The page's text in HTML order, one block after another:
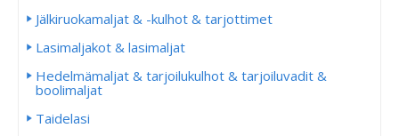
Jälkiruokamaljat & -kulhot & tarjottimet
Lasimaljakot & lasimaljat
Hedelmämaljat & tarjoilukulhot & tarjoiluvadit &
boolimaljat
Taidelasi